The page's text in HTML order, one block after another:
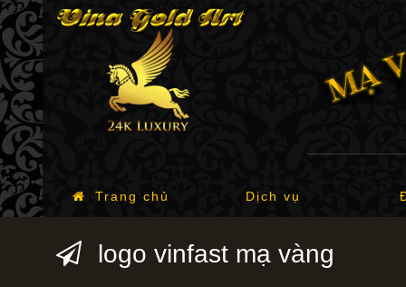
Trang chủ Dịch vụ
logo vinfast mạ vàng